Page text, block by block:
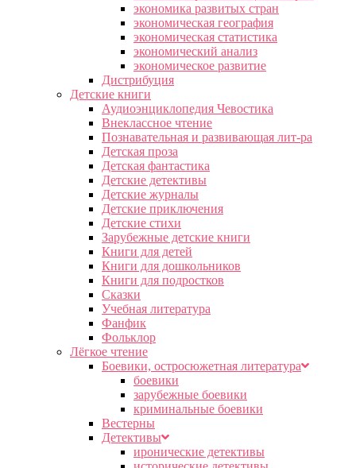
экономика развитых стран
экономическая география
экономическая статистика
экономический анализ
экономическое развитие
Дистрибуция
Детские книги
Аудиоэнциклопедия Чевостика
Внеклассное чтение
Познавательная и развивающая лит-ра
Детская проза
Детская фантастика
Детские детективы
Детские журналы
Детские приключения
Детские стихи
Зарубежные детские книги
Книги для детей
Книги для дошкольников
Книги для подростков
Сказки
Учебная литература
Фанфик
Фольклор
Лёгкое чтение
Боевики, остросюжетная литература
боевики
зарубежные боевики
криминальные боевики
Вестерны
Детективы
иронические детективы